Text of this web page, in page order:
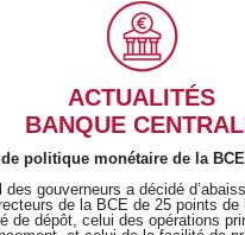
ACTUALITÉS
BANQUE
politique monétaire de la
des gouverneurs a décidé
de la BCE de 25 points
de dépôt, celui des opérations